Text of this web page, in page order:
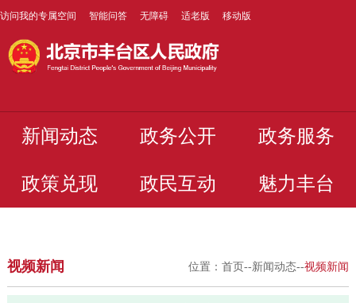
访问我的专属空间 智能问答 无障碍 适老版 移动版
新闻动态 政务公开 政务服务
政策兑现 政民互动 魅力丰台
视频新闻 位置：首页--新闻动态--视频新闻